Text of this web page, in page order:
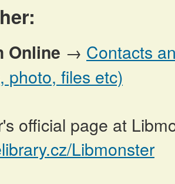
Online → Contacts
photo, files etc)
official page at
Libmonster